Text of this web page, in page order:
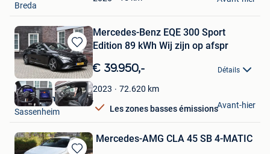
Breda
Sauvegarder
dans
Mes
Favoris
Mercedes-Benz EQE 300 Sport
Edition 89 kWh Wij zijn op afspr
€ 39.950,- Détails
2023 72.620 km
Les zones basses émissions
Grib Automotive B.V.
Sassenheim
Avant-hier
Mercedes-AMG CLA 45 SB 4-MATIC